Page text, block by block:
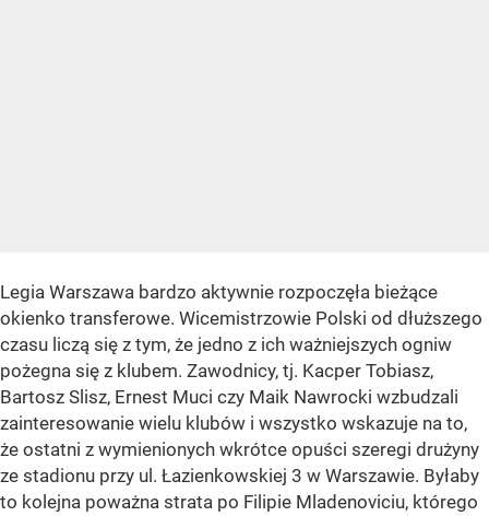
Legia Warszawa bardzo aktywnie rozpoczęła bieżące
okienko transferowe. Wicemistrzowie Polski od dłuższego
czasu liczą się z tym, że jedno z ich ważniejszych ogniw
pożegna się z klubem. Zawodnicy, tj. Kacper Tobiasz,
Bartosz Slisz, Ernest Muci czy Maik Nawrocki wzbudzali
zainteresowanie wielu klubów i wszystko wskazuje na to,
że ostatni z wymienionych wkrótce opuści szeregi drużyny
ze stadionu przy ul. Łazienkowskiej 3 w Warszawie. Byłaby
to kolejna poważna strata po Filipie Mladenoviciu, którego